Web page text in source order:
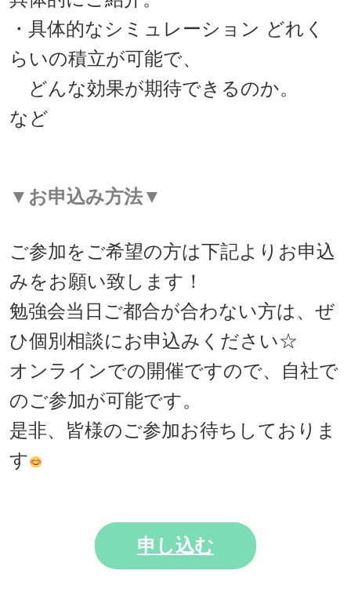
・具体的なシミュレーション どれく
らいの積立が可能で、
どんな効果が期待できるのか。
など
▼お申込み方法▼
ご参加をご希望の方は下記よりお申込
みをお願い致します！
勉強会当日ご都合が合わない方は、ぜ
ひ個別相談にお申込みください☆
オンラインでの開催ですので、自社で
のご参加が可能です。
是非、皆様のご参加お待ちしておりま
す
申し込む